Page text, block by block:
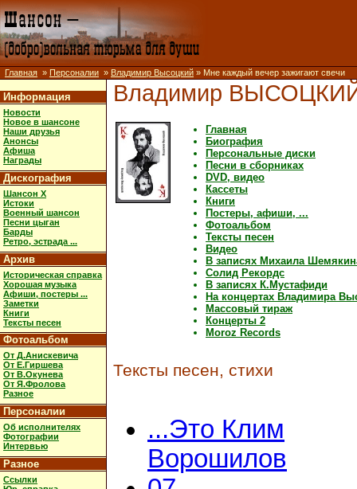
Главная » Персоналии » Владимир Высоцкий » Мне каждый вечер зажигают свечи
Информация
Новости
Новое в шансоне
Наши друзья
Анонсы
Афиша
Награды
Дискография
Шансон X
Истоки
Военный шансон
Песни цыган
Барды
Ретро, эстрада ...
Архив
Историческая справка
Хорошая музыка
Афиши, постеры ...
Заметки
Книги
Тексты песен
Фотоальбом
От Д.Анискевича
От Е.Гиршева
От В.Окунева
От Я.Фролова
Разное
Персоналии
Об исполнителях
Фотографии
Интервью
Разное
Ссылки
Владимир
Главная
Биография
Персональные диски
Песни в сборниках
DVD, видео
Кассеты
Книги
Постеры, афиши, ...
Фотоальбом
Тексты песен
Видео
В записях Михаила
Солид Рекордс
В записях К.Мустафиди
На концертах Владимира
Массовый тираж
Концерты 2
Moroz Records
Тексты песен, стихи
...Это Клим
Ворошилов